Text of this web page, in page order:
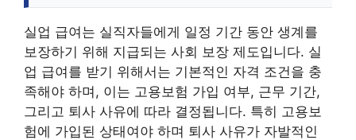
실업 급여는 실직자들에게 일정 기간 동안 생계를
보장하기 위해 지급되는 사회 보장 제도입니다. 실
업 급여를 받기 위해서는 기본적인 자격 조건을 충
족해야 하며, 이는 고용보험 가입 여부, 근무 기간,
그리고 퇴사 사유에 따라 결정됩니다. 특히 고용보
험에 가입된 상태여야 하며 퇴사 사유가 자발적인